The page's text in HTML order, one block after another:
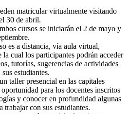
matricular virtualmente visitando
30 de abril.
cursos se iniciarán el 2 de mayo y
es a distancia, vía aula virtual,
la cual los participantes podrán acceder
tutorías, sugerencias de actividades
estudiantes.
taller presencial en las capitales
para los docentes inscritos
y conocer en profundidad algunas
trabajar con sus estudiantes.